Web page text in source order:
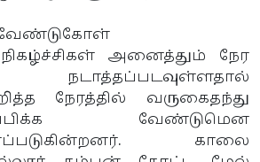
வேண்டுகோள்
அனைத்தும் நேர
நடாத்தப்படவுள்ளதால்
நேரத்தில் வருகைதந்து
வேண்டுமென
காலை